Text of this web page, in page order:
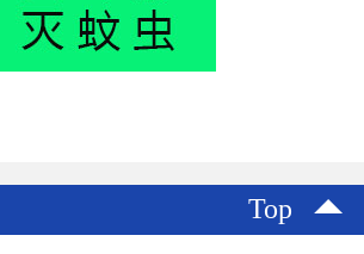
Top